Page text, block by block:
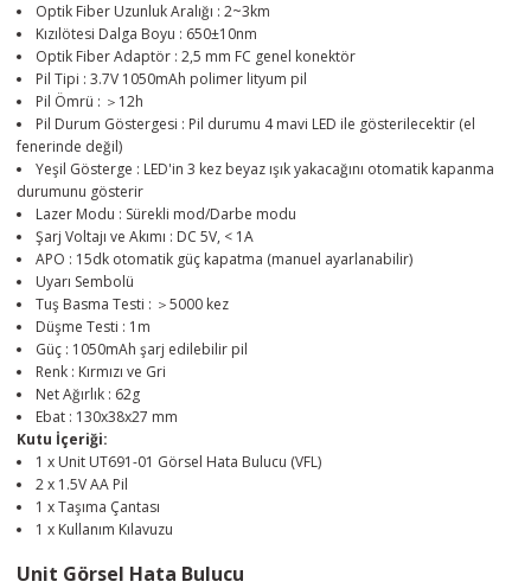
Optik Fiber Uzunluk Aralığı : 2~3km
Kızılötesi Dalga Boyu : 650±10nm
Optik Fiber Adaptör : 2,5 mm FC genel konektör
Pil Tipi : 3.7V 1050mAh polimer lityum pil
Pil Ömrü : ＞12h
Pil Durum Göstergesi : Pil durumu 4 mavi LED ile gösterilecektir (el
fenerinde değil)
Yeşil Gösterge : LED'in 3 kez beyaz ışık yakacağını otomatik kapanma
durumunu gösterir
Lazer Modu : Sürekli mod/Darbe modu
Şarj Voltajı ve Akımı : DC 5V, < 1A
APO : 15dk otomatik güç kapatma (manuel ayarlanabilir)
Uyarı Sembolü
Tuş Basma Testi : ＞5000 kez
Düşme Testi : 1m
Güç : 1050mAh şarj edilebilir pil
Renk : Kırmızı ve Gri
Net Ağırlık : 62g
Ebat : 130x38x27 mm
Kutu İçeriği:
1 x Unit UT691-01 Görsel Hata Bulucu (VFL)
2 x 1.5V AA Pil
1 x Taşıma Çantası
1 x Kullanım Kılavuzu
Unit Görsel Hata Bulucu